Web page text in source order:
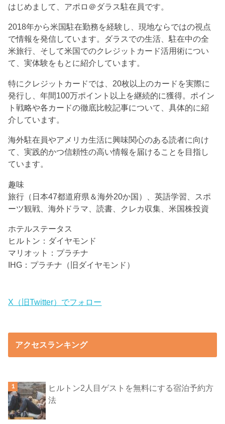
はじめまして、アポロ＠ダラス駐在員です。
2018年から米国駐在勤務を経験し、現地ならではの視点
で情報を発信しています。ダラスでの生活、駐在中の全
米旅行、そして米国でのクレジットカード活用術につい
て、実体験をもとに紹介しています。
特にクレジットカードでは、20枚以上のカードを実際に
発行し、年間100万ポイント以上を継続的に獲得。ポイン
ト戦略や各カードの徹底比較記事について、具体的に紹
介しています。
海外駐在員やアメリカ生活に興味関心のある読者に向け
て、実践的かつ信頼性の高い情報を届けることを目指し
ています。
趣味
旅行（日本47都道府県＆海外20か国）、英語学習、スポ
ーツ観戦、海外ドラマ、読書、クレカ収集、米国株投資
ホテルステータス
ヒルトン：ダイヤモンド
マリオット：プラチナ
IHG：プラチナ（旧ダイヤモンド）
X（旧Twitter）でフォロー
アクセスランキング
ヒルトン2人目ゲストを無料にする宿泊予約方
法